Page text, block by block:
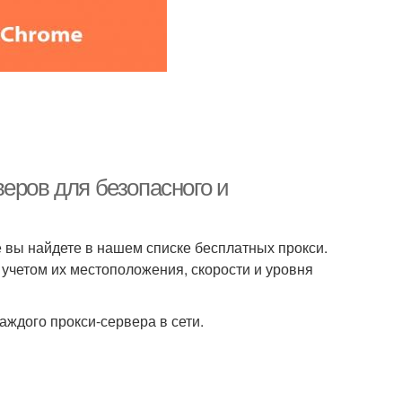
для безопасного и
найдете в нашем списке бесплатных прокси.
их местоположения, скорости и уровня
прокси-сервера в сети.